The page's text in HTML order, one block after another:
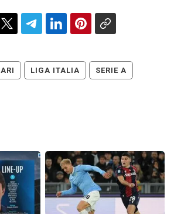
LIGA ITALIA SERIE A